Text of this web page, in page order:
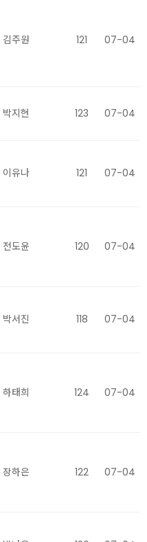
김주원 121 07-04
박지현 123 07-04
이유나 121 07-04
전도윤 120 07-04
박서진 118 07-04
하태희 124 07-04
장하은 122 07-04